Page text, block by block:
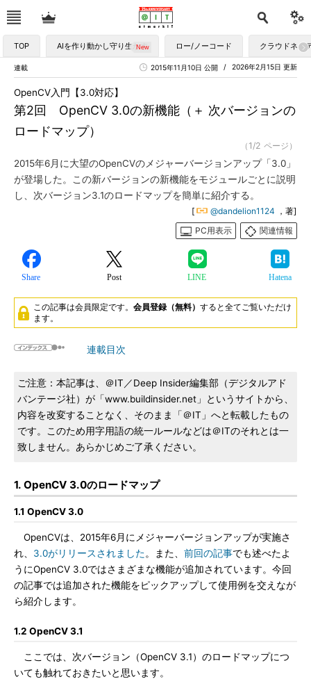
TOP AIを作り動かし守り生かす ロー/ノーコード クラウドネイ
連載 2026年2月15日 更新
2015年11月10日 公開
第2回 OpenCV 3.0の新機能（＋ 次バージョンの
ロードマップ）
OpenCV入門【3.0対応】
（1/2 ページ）
2015年6月に大望のOpenCVのメジャーバージョンアップ「3.0」
が登場した。この新バージョンの新機能をモジュールごとに説明
し、次バージョン3.1のロードマップを簡単に紹介する。
[ @dandelion1124 ，著]
PC用表示
関連情報
Share Post LINE Hatena
この記事は会員限定です。 会員登録（無料） すると全てご覧いただけ
ます。
連載目次
ご注意：本記事は、＠IT／Deep Insider編集部（デジタルアド
バンテージ社）が「www.buildinsider.net」というサイトから、
内容を改変することなく、そのまま「＠IT」へと転載したもの
です。このため用字用語の統一ルールなどは＠ITのそれとは一
致しません。あらかじめご了承ください。
1. OpenCV 3.0のロードマップ
1.1 OpenCV 3.0
OpenCVは、2015年6月にメジャーバージョンアップが実施さ
れ、 3.0がリリースされました。また、 前回の記事でも述べたよ
うにOpenCV 3.0ではさまざまな機能が追加されています。今回
の記事では追加された機能をピックアップして使用例を交えなが
ら紹介します。
1.2 OpenCV 3.1
ここでは、次バージョン（OpenCV 3.1）のロードマップにつ
いても触れておきたいと思います。